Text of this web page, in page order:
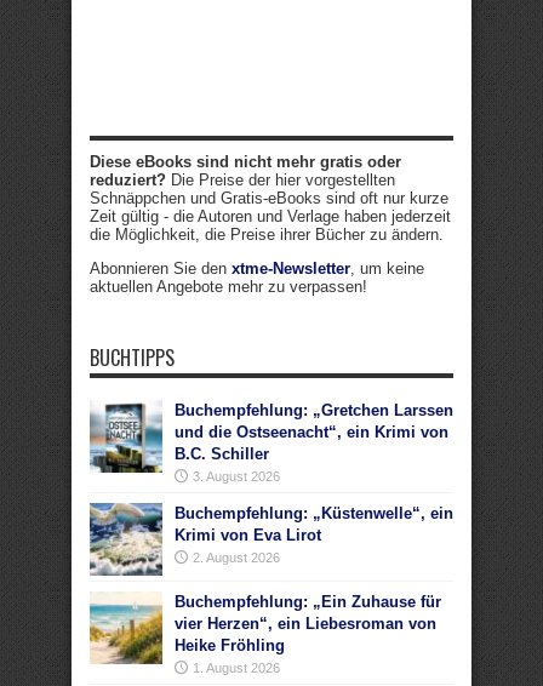
Diese eBooks sind nicht mehr gratis oder
reduziert? Die Preise der hier vorgestellten
Schnäppchen und Gratis-eBooks sind oft nur kurze
Zeit gültig - die Autoren und Verlage haben jederzeit
die Möglichkeit, die Preise ihrer Bücher zu ändern.
Abonnieren Sie den xtme-Newsletter, um keine
aktuellen Angebote mehr zu verpassen!
BUCHTIPPS
Buchempfehlung: „Gretchen Larssen
und die Ostseenacht“, ein Krimi von
B.C. Schiller
3. August 2026
Buchempfehlung: „Küstenwelle“, ein
Krimi von Eva Lirot
2. August 2026
Buchempfehlung: „Ein Zuhause für
vier Herzen“, ein Liebesroman von
Heike Fröhling
1. August 2026